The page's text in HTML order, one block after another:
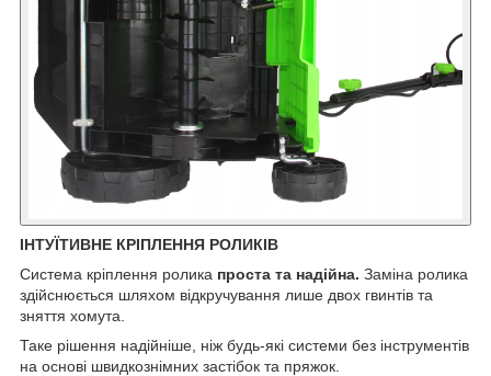
ІНТУЇТИВНЕ КРІПЛЕННЯ РОЛИКІВ
Система кріплення ролика проста та надійна. Заміна ролика
здійснюється шляхом відкручування лише двох гвинтів та
зняття хомута.
Таке рішення надійніше, ніж будь-які системи без інструментів
на основі швидкознімних застібок та пряжок.